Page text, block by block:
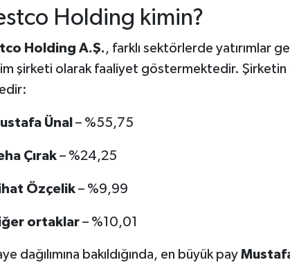
Holding kimin?
Holding A.Ş., farklı sektörlerde yatırımlar
şirketi olarak faaliyet göstermektedir. Şirketin
Ünal – %55,75
Çırak– %24,25
Özçelik– %9,99
ortaklar– %10,01
dağılımına bakıldığında, en büyük pay